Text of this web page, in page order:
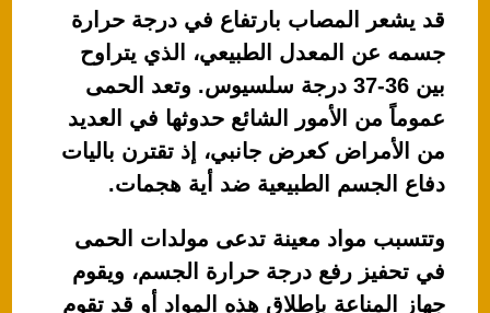
قد يشعر المصاب بارتفاع في درجة حرارة
جسمه عن المعدل الطبيعي، الذي يتراوح
بين 36-37 درجة سلسيوس. وتعد الحمى
عموماً من الأمور الشائع حدوثها في العديد
من الأمراض كعرض جانبي، إذ تقترن باليات
دفاع الجسم الطبيعية ضد أية هجمات.
وتتسبب مواد معينة تدعى مولدات الحمى
في تحفيز رفع درجة حرارة الجسم، ويقوم
جهاز المناعة بإطلاق هذه المواد أو قد تقوم